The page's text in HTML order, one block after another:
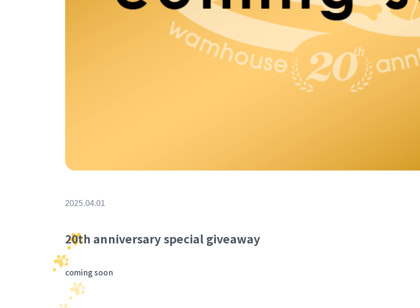
2025.04.01
20th anniversary special giveaway
coming soon